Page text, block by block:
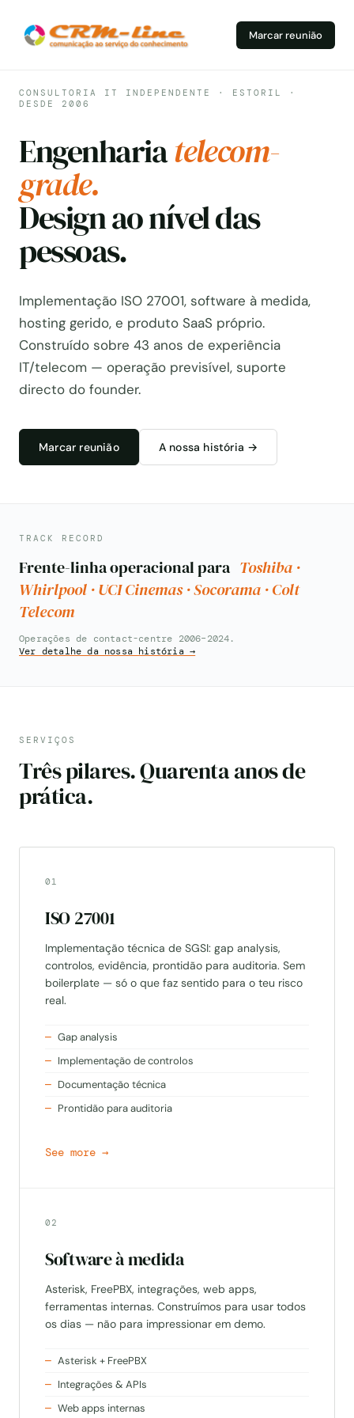
Marcar reunião
CONSULTORIA IT INDEPENDENTE · ESTORIL ·
DESDE 2006
Engenhariatelecom-
grade.
Design ao nível das
pessoas.
Implementação ISO 27001, software à medida,
hosting gerido, e produto SaaS próprio.
Construído sobre 43 anos de experiência
IT/telecom — operação previsível, suporte
directo do founder.
Marcar reunião A nossa história →
TRACK RECORD
Frente-linha operacional para Toshiba ·
Whirlpool ·UCI Cinemas ·Socorama ·Colt
Telecom
Operações de contact-centre 2006–2024.
Ver detalhe da nossa história →
SERVIÇOS
Três pilares. Quarenta anos de
prática.
01
ISO 27001
Implementação técnica de SGSI: gap analysis,
controlos, evidência, prontidão para auditoria. Sem
boilerplate — só o que faz sentido para o teu risco
real.
Gap analysis
Implementação de controlos
Documentação técnica
Prontidão para auditoria
02
Software à medida
Asterisk, FreePBX, integrações, web apps,
ferramentas internas. Construímos para usar todos
os dias — não para impressionar em demo.
Asterisk + FreePBX
Integrações & APIs
Web apps internas